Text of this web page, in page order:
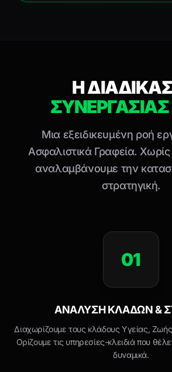
Η
ΣΥΝΕΡΓΑΣΙΑΣ
Μια εξειδικευμένη ροή
Ασφαλιστικά Γραφεία.
αναλαμβάνουμε την
στρατηγική.
01
ΑΝΆΛΥΣΗ ΚΛΆΔΩΝ &
Διαχωρίζουμε τους κλάδους Υγείας,
Ορίζουμε τις υπηρεσίες-κλειδιά που
δυναμικά.